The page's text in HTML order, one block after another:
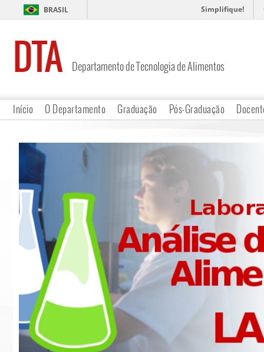
BRASIL Simplifique!
DTA Departamento de Tecnologia de Alimentos
Início O Departamento Graduação Pós-Graduação